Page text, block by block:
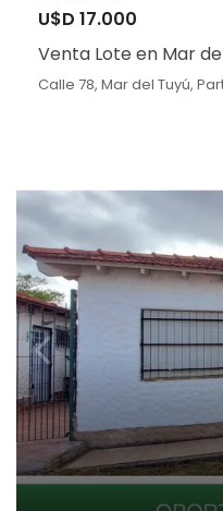
U$D 17.000
Venta Lote en Mar